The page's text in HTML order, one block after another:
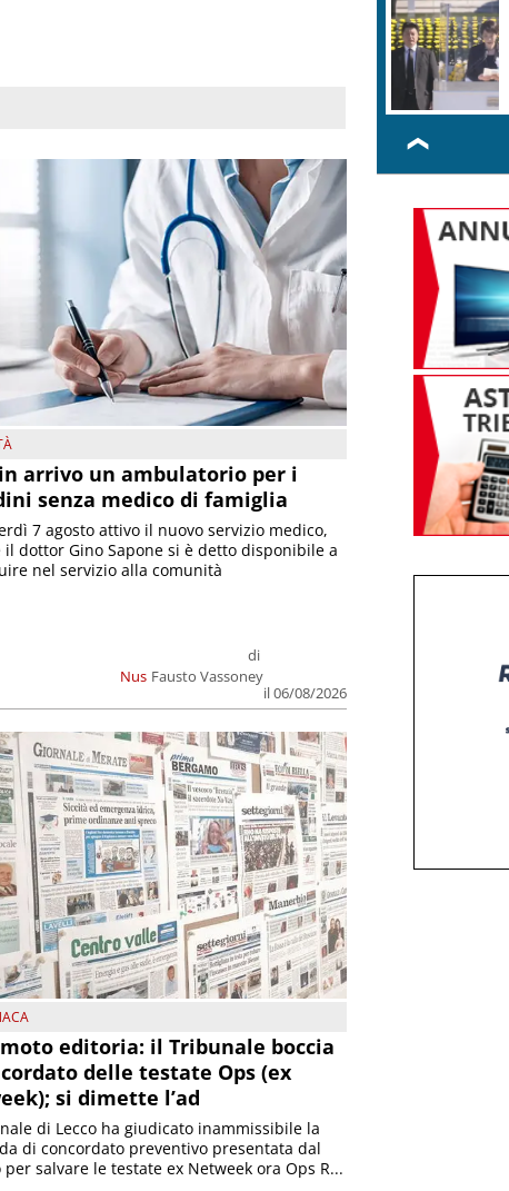
arrivo un ambulatorio per i
senza medico di famiglia
Nus
di
Fausto Vassoney
il 06/08/2026
7 agosto attivo il nuovo servizio medico,
il dottor Gino Sapone si è detto disponibile a
nel servizio alla comunità
editoria: il Tribunale boccia
delle testate Ops (ex
si dimette l’ad
di Lecco ha giudicato inammissibile la
di concordato preventivo presentata dal
salvare le testate ex Netweek ora Ops R...
❮